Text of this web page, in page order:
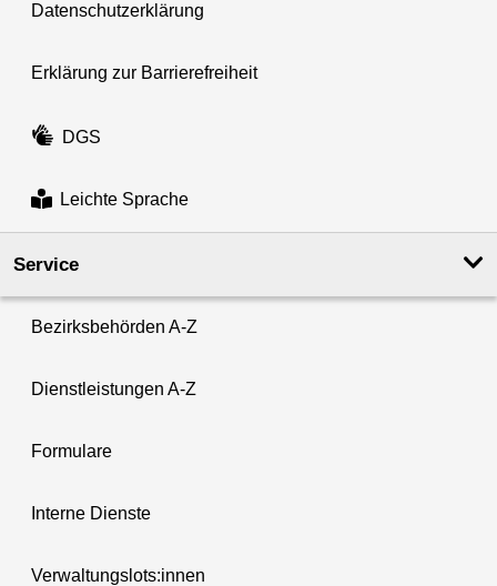
Datenschutzerklärung
Erklärung zur Barrierefreiheit
DGS
Leichte Sprache
Service
Bezirksbehörden A-Z
Dienstleistungen A-Z
Formulare
Interne Dienste
Verwaltungslots:innen